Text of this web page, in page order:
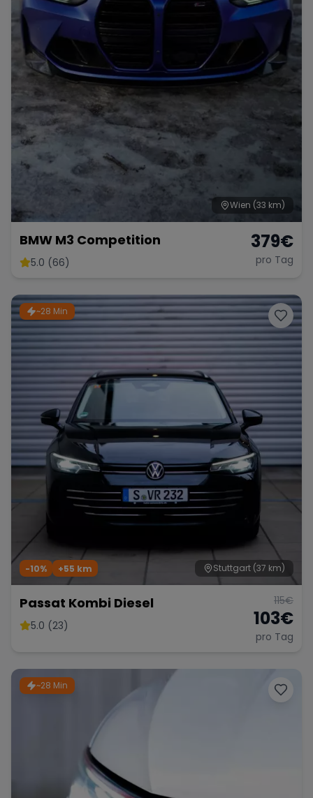
Wien (33 km)
BMW M3 Competition
5.0 (66)
379€
pro Tag
~28 Min
Stuttgart (37 km)
-10% +55 km
Passat Kombi Diesel
5.0 (23)
115€
103€
pro Tag
~28 Min